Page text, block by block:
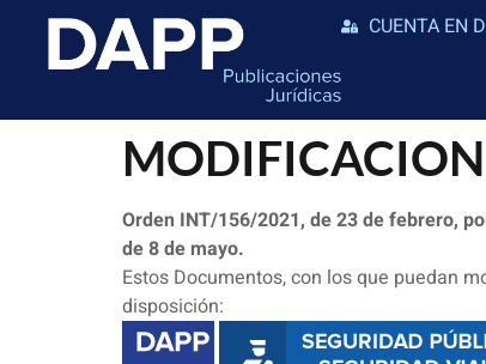
CUENTA EN
Orden INT/156/2021, de 23 de febrero,
de 8 de mayo.
Estos Documentos, con los que puedan
disposición: